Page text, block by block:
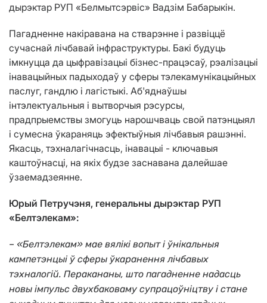
дырэктар РУП «Белмытсэрвіс» Вадзім Бабарыкін.
Пагадненне накіравана на стварэнне і развіццё
сучаснай лічбавай інфраструктуры. Бакі будуць
імкнуцца да цыфравізацыі бізнес-працэсаў, рэалізацыі
інавацыйных падыходаў у сферы тэлекамунікацыйных
паслуг, гандлю і лагістыкі. Аб'яднаўшы
інтэлектуальныя і вытворчыя рэсурсы,
прадпрыемствы змогуць нарошчваць свой патэнцыял
і сумесна ўкараняць эфектыўныя лічбавыя рашэнні.
Якасць, тэхналагічнасць, інавацыі - ключавыя
каштоўнасці, на якіх будзе заснавана далейшае
ўзаемадзеянне.
Юрый Петручэня, генеральны дырэктар РУП
«Белтэлекам»:
– «Белтэлекам» мае вялікі вопыт і ўнікальныя
кампетэнцыі ў сферы ўкаранення лічбавых
тэхналогій. Перакананы, што пагадненне надасць
новы імпульс двухбаковаму супрацоўніцтву і стане